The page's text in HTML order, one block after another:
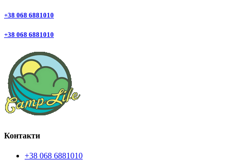
+38 068 6881010
+38 068 6881010
Контакти
+38 068 6881010